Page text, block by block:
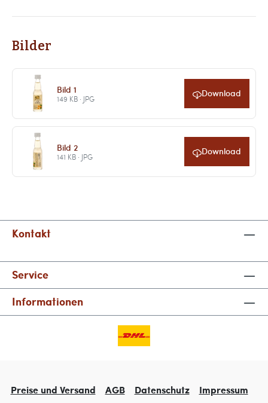
Bilder
Bild 1
149 KB · JPG Download
Bild 2
141 KB · JPG Download
Kontakt
Service
Informationen
Preise und Versand AGB Datenschutz Impressum